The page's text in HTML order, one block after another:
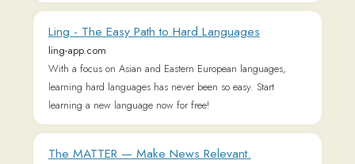
ดารา ครบรส ตลอด 24 ชม.
Connect with us
𝕏